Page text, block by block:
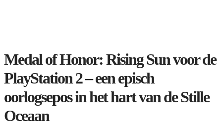
Medal of Honor: Rising Sun voor de
PlayStation 2 – een episch
oorlogsepos in het hart van de Stille
Oceaan